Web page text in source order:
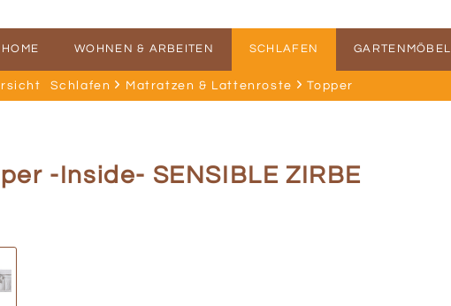
HOME WOHNEN & ARBEITEN SCHLAFEN GARTENMÖBEL
Schlafen Matratzen & Lattenroste Topper
-Inside- SENSIBLE ZIRBE